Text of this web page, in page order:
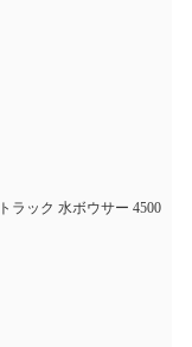
ラック 水ボウサー 4500